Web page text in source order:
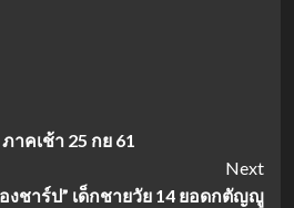
าคเช้า 25 กย 61
Next
งชาร์ป” เด็กชายวัย 14 ยอดกตัญญู